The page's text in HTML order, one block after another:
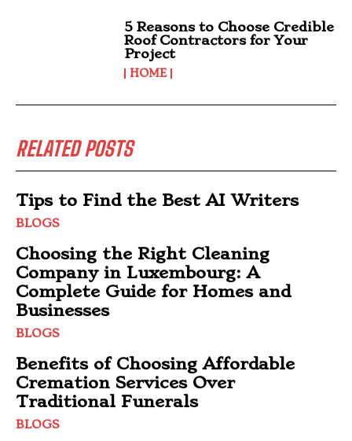
5 Reasons to Choose Credible
Roof Contractors for Your
Project
HOME
RELATED POSTS
Tips to Find the Best AI Writers
BLOGS
Choosing the Right Cleaning
Company in Luxembourg: A
Complete Guide for Homes and
Businesses
BLOGS
Benefits of Choosing Affordable
Cremation Services Over
Traditional Funerals
BLOGS